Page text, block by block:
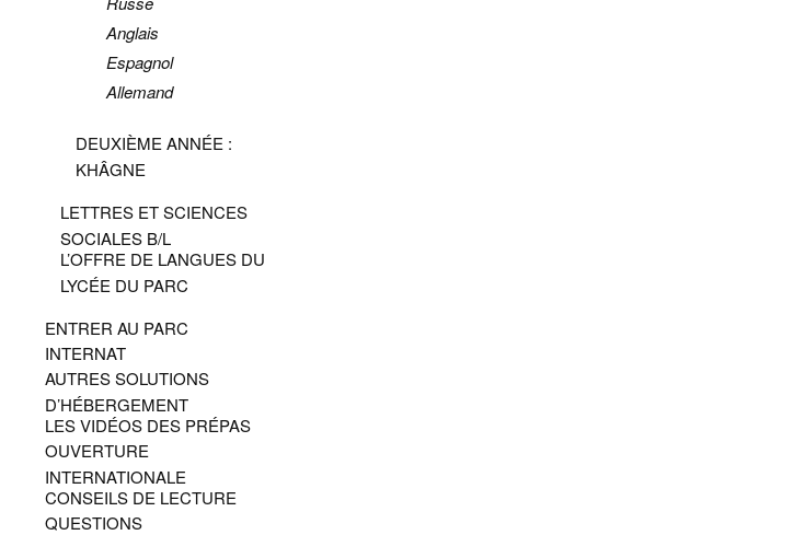
Anglais
Espagnol
Allemand
DEUXIÈME ANNÉE :
KHÂGNE
LETTRES ET SCIENCES
SOCIALES B/L
L’OFFRE DE LANGUES DU
LYCÉE DU PARC
ENTRER AU PARC
INTERNAT
AUTRES SOLUTIONS
D’HÉBERGEMENT
LES VIDÉOS DES PRÉPAS
OUVERTURE
INTERNATIONALE
CONSEILS DE LECTURE
QUESTIONS